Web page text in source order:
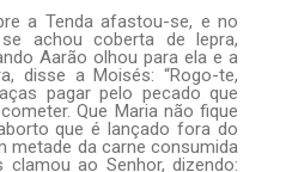
a Tenda afastou-se, e no
achou coberta de lepra,
Aarão olhou para ela e a
disse a Moisés: “Rogo-te,
pagar pelo pecado que
Que Maria não fique
que é lançado fora do
metade da carne consumida
clamou ao Senhor, dizendo: